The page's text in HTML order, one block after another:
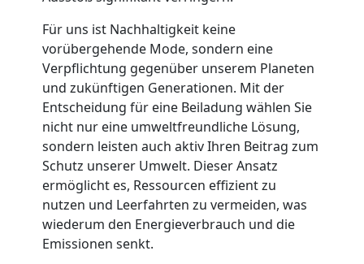
Für uns ist Nachhaltigkeit keine
vorübergehende Mode, sondern eine
Verpflichtung gegenüber unserem Planeten
und zukünftigen Generationen. Mit der
Entscheidung für eine Beiladung wählen Sie
nicht nur eine umweltfreundliche Lösung,
sondern leisten auch aktiv Ihren Beitrag zum
Schutz unserer Umwelt. Dieser Ansatz
ermöglicht es, Ressourcen effizient zu
nutzen und Leerfahrten zu vermeiden, was
wiederum den Energieverbrauch und die
Emissionen senkt.
Neustadt
Mann
LKW
Möbellift